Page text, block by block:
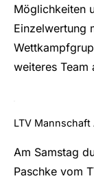
Möglichkeiten
Einzelwertung
weiteres Team
LTV Mannschaft
Am Samstag
Paschke vom